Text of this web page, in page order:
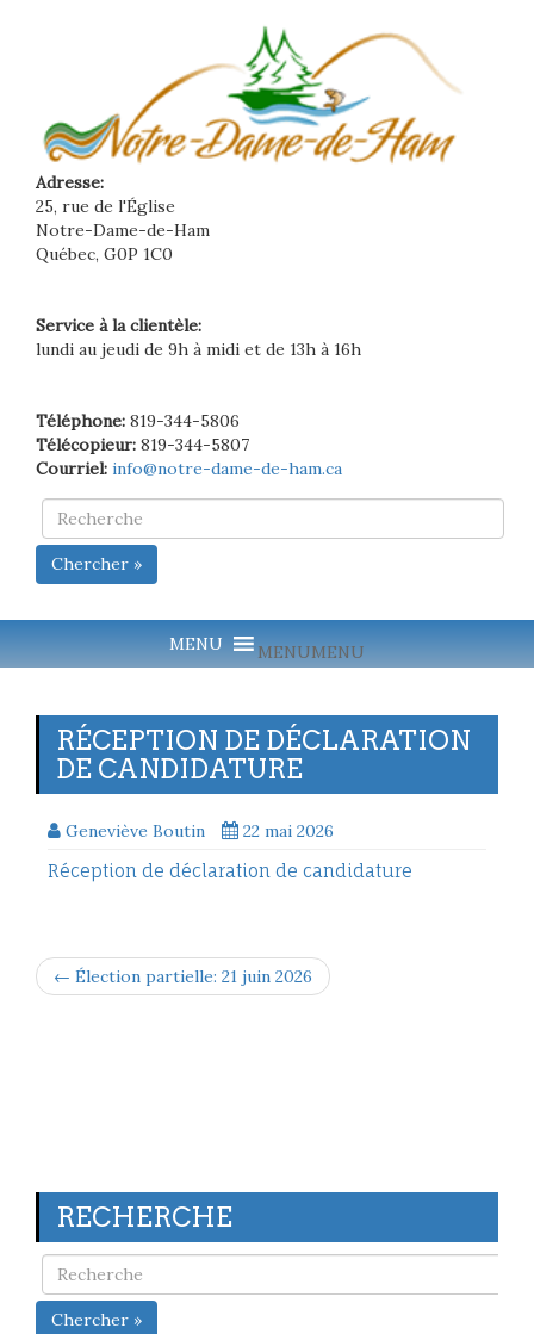
Adresse:
25, rue de l'Église
Notre-Dame-de-Ham
Québec, G0P 1C0
Service à la clientèle:
lundi au jeudi de 9h à midi et de 13h à 16h
Téléphone: 819-344-5806
Télécopieur: 819-344-5807
Courriel: info@notre-dame-de-ham.ca
Chercher »
MENUMENU
RÉCEPTION DE DÉCLARATION
DE CANDIDATURE
Geneviève Boutin 22 mai 2026
Réception de déclaration de candidature
← Élection partielle: 21 juin 2026
RECHERCHE
Chercher »